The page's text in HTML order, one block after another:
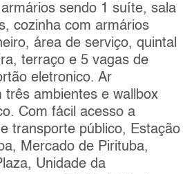
sendo 1 suíte, sala
cozinha com armários
área de serviço, quintal
terraço e 5 vagas de
eletronico. Ar
três ambientes e wallbox
Com fácil acesso a
transporte público, Estação
Mercado de Pirituba,
Unidade da